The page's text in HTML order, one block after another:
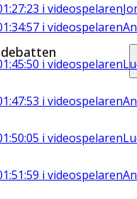
i videospelaren
i videospelaren
i videospelaren
i videospelaren
i videospelaren
i videospelaren